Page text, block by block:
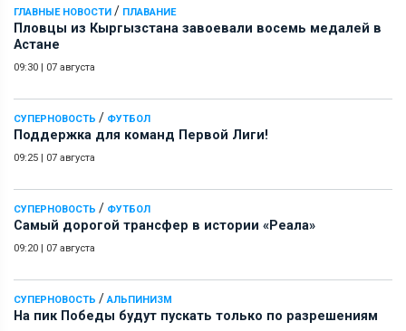
ГЛАВНЫЕ НОВОСТИ / ПЛАВАНИЕ
Пловцы из Кыргызстана завоевали восемь медалей в
Астане
09:30 | 07 августа
СУПЕРНОВОСТЬ / ФУТБОЛ
Поддержка для команд Первой Лиги!
09:25 | 07 августа
СУПЕРНОВОСТЬ / ФУТБОЛ
Самый дорогой трансфер в истории «Реала»
09:20 | 07 августа
СУПЕРНОВОСТЬ / АЛЬПИНИЗМ
На пик Победы будут пускать только по разрешениям